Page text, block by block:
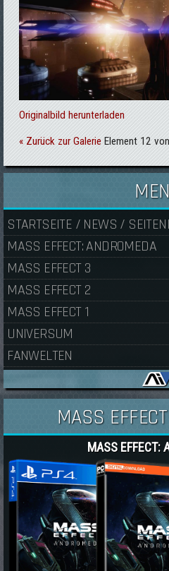
Originalbild herunterladen
« Zurück zur Galerie Element 12
STARTSEITE / NEWS /
MASS EFFECT: ANDROMEDA
MASS EFFECT 3
MASS EFFECT 2
MASS EFFECT 1
UNIVERSUM
FANWELTEN
MASS
MASS EFFECT: